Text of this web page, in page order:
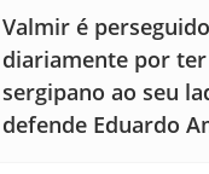
Valmir é perseguido
diariamente por
sergipano ao seu
defende Eduardo